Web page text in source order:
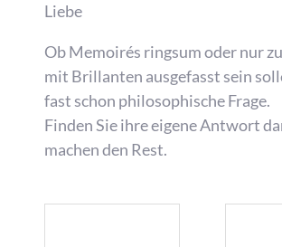
Liebe
Ob Memoirés ringsum oder nur
mit Brillanten ausgefasst sein
fast schon philosophische Frage.
Finden Sie ihre eigene Antwort
machen den Rest.